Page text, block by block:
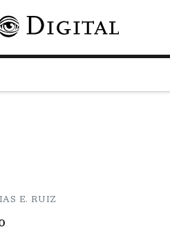
Pasar al contenido principal
E. RUIZ